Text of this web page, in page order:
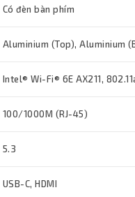
Có đèn bàn phím
Aluminium (Top), Aluminium
Intel® Wi-Fi® 6E AX211,
100/1000M (RJ-45)
5.3
USB-C, HDMI